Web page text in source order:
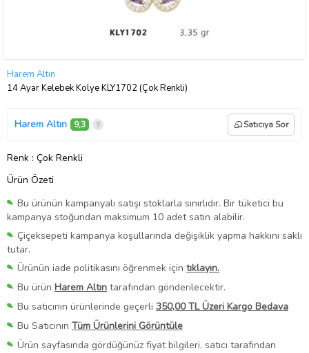
Harem Altın
14 Ayar Kelebek Kolye KLY1702 (Çok Renkli)
Harem Altın 9,3 Satıcıya Sor
Renk : Çok Renkli
Ürün Özeti
Bu ürünün kampanyalı satışı stoklarla sınırlıdır. Bir tüketici bu
kampanya stoğundan maksimum 10 adet satın alabilir.
Çiçeksepeti kampanya koşullarında değişiklik yapma hakkını saklı
tutar.
Ürünün iade politikasını öğrenmek için tıklayın.
Bu ürün Harem Altın tarafından gönderilecektir.
Bu satıcının ürünlerinde geçerli 350,00 TL Üzeri Kargo Bedava
Bu Satıcının Tüm Ürünlerini Görüntüle
Ürün sayfasında gördüğünüz fiyat bilgileri, satıcı tarafından